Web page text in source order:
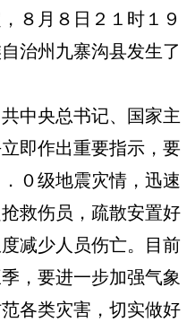
月８日２１时１９
治州九寨沟县发生了
央总书记、国家主
即作出重要指示，要
０级地震灾情，迅速
救伤员，疏散安置好
减少人员伤亡。目前
，要进一步加强气象
各类灾害，切实做好